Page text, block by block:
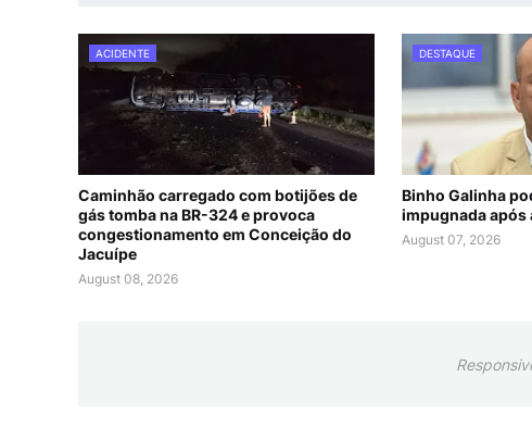
ACIDENTE
Caminhão carregado com botijões de
gás tomba na BR-324 e provoca
congestionamento em Conceição do
Jacuípe
August 08, 2026
DESTAQUE
Binho Galinha
impugnada após
August 07, 2026